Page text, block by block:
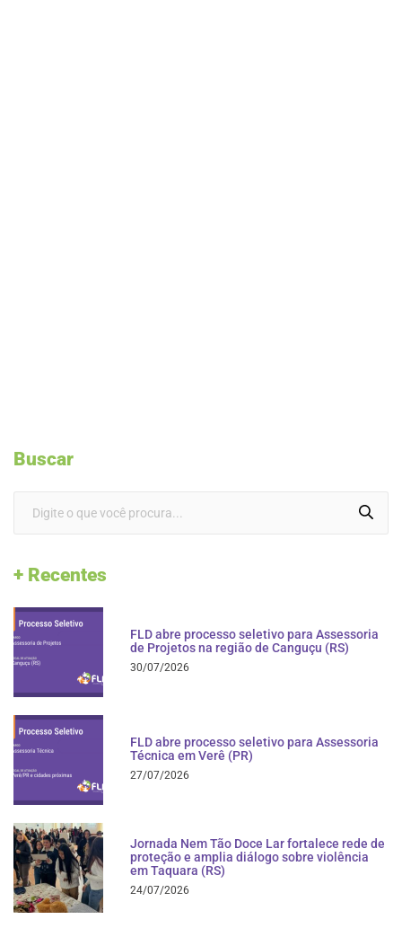
Buscar
+ Recentes
FLD abre processo seletivo para Assessoria
de Projetos na região de Canguçu (RS)
30/07/2026
FLD abre processo seletivo para Assessoria
Técnica em Verê (PR)
27/07/2026
Jornada Nem Tão Doce Lar fortalece rede de
proteção e amplia diálogo sobre violência
em Taquara (RS)
24/07/2026